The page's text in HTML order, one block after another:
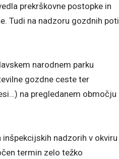
prekrškovne postopke in
Tudi na nadzoru gozdnih poti
narodnem parku
gozdne ceste ter
na pregledanem območju
nadzorih v okviru
termin zelo težko